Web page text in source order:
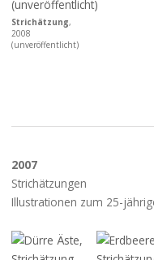
Strichätzung,
2008
(unveröffentlicht)
2007
Strichätzungen
Illustrationen zum 25-